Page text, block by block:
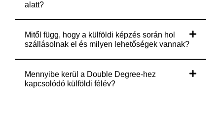
alatt?
Mitől függ, hogy a külföldi képzés során hol
szállásolnak el és milyen lehetőségek vannak?
Mennyibe kerül a Double Degree-hez
kapcsolódó külföldi félév?